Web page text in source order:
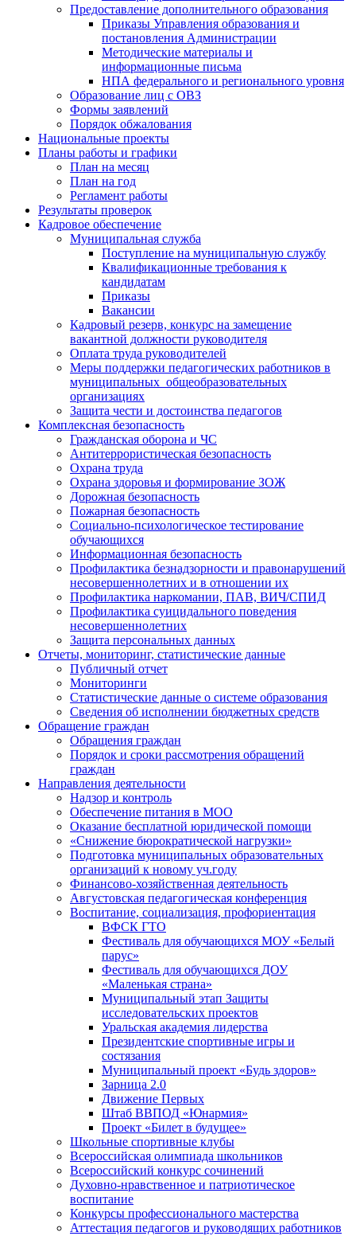
Предоставление дополнительного образования
Приказы Управления образования и
постановления Администрации
Методические материалы и
информационные письма
НПА федерального и регионального уровня
Образование лиц с ОВЗ
Формы заявлений
Порядок обжалования
Национальные проекты
Планы работы и графики
План на месяц
План на год
Регламент работы
Результаты проверок
Кадровое обеспечение
Муниципальная служба
Поступление на муниципальную службу
Квалификационные требования к
кандидатам
Приказы
Вакансии
Кадровый резерв, конкурс на замещение
вакантной должности руководителя
Оплата труда руководителей
Меры поддержки педагогических работников в
муниципальных общеобразовательных
организациях
Защита чести и достоинства педагогов
Комплексная безопасность
Гражданская оборона и ЧС
Антитеррористическая безопасность
Охрана труда
Охрана здоровья и формирование ЗОЖ
Дорожная безопасность
Пожарная безопасность
Социально-психологическое тестирование
обучающихся
Информационная безопасность
Профилактика безнадзорности и правонарушений
несовершеннолетних и в отношении их
Профилактика наркомании, ПАВ, ВИЧ/СПИД
Профилактика суицидального поведения
несовершеннолетних
Защита персональных данных
Отчеты, мониторинг, статистические данные
Публичный отчет
Мониторинги
Статистические данные о системе образования
Сведения об исполнении бюджетных средств
Обращение граждан
Обращения граждан
Порядок и сроки рассмотрения обращений
граждан
Направления деятельности
Надзор и контроль
Обеспечение питания в МОО
Оказание бесплатной юридической помощи
«Снижение бюрократической нагрузки»
Подготовка муниципальных образовательных
организаций к новому уч.году
Финансово-хозяйственная деятельность
Августовская педагогическая конференция
Воспитание, социализация, профориентация
ВФСК ГТО
Фестиваль для обучающихся МОУ «Белый
парус»
Фестиваль для обучающихся ДОУ
«Маленькая страна»
Муниципальный этап Защиты
исследовательских проектов
Уральская академия лидерства
Президентские спортивные игры и
состязания
Муниципальный проект «Будь здоров»
Зарница 2.0
Движение Первых
Штаб ВВПОД «Юнармия»
Проект «Билет в будущее»
Школьные спортивные клубы
Всероссийская олимпиада школьников
Всероссийский конкурс сочинений
Духовно-нравственное и патриотическое
воспитание
Конкурсы профессионального мастерства
Аттестация педагогов и руководящих работников